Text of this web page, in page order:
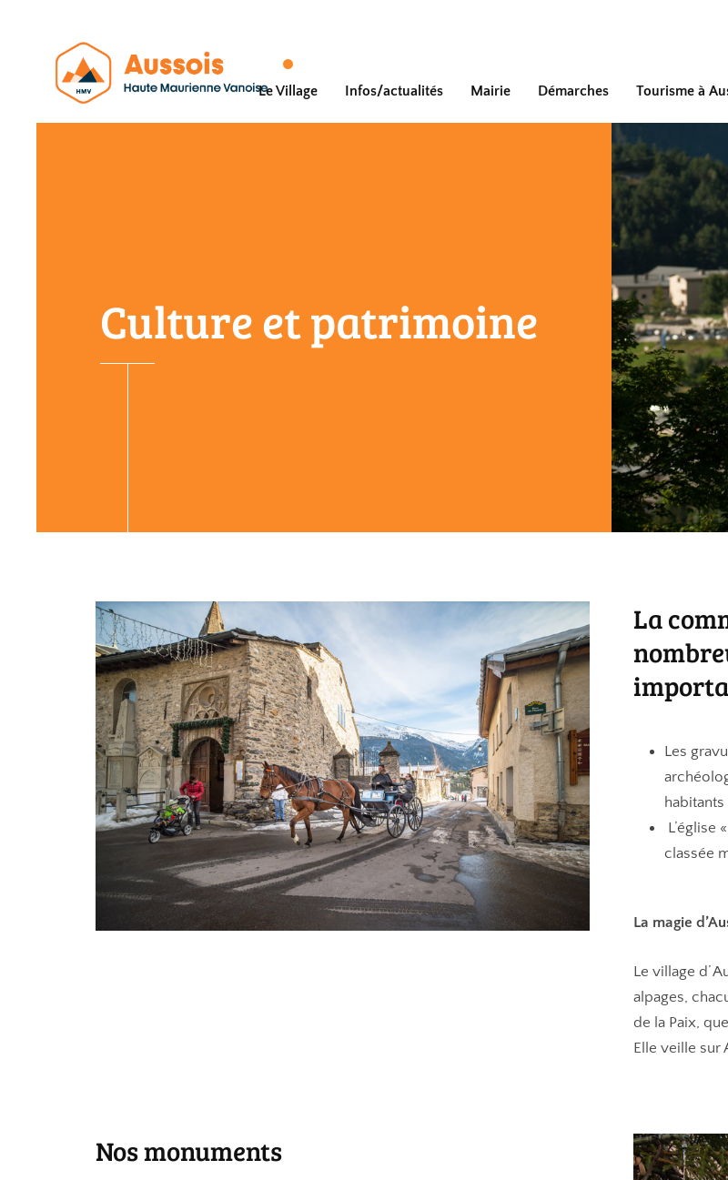
Le Village Infos/actualités Mairie Démarches Tourisme à
Culture et patrimoine
La
Les
L’église
classée
La magie
Le village d’
alpages,
de la Paix,
Elle veille sur
Nos monuments